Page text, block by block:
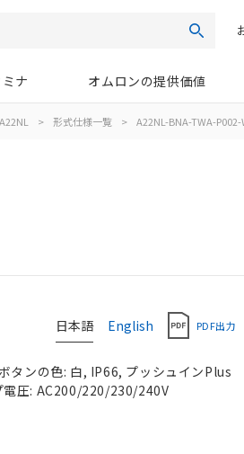
検索
ナ オムロンの提供価値
> 形式仕様一覧 > A22NL-BNA-TWA-P002-
日本語 English PDF出力
タンの色: 白, IP66, プッシュインPlus
電圧: AC200/220/230/240V